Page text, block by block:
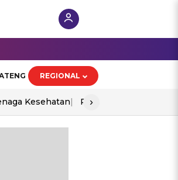
REGIONAL
Kesehatan Perang As-Iran
›